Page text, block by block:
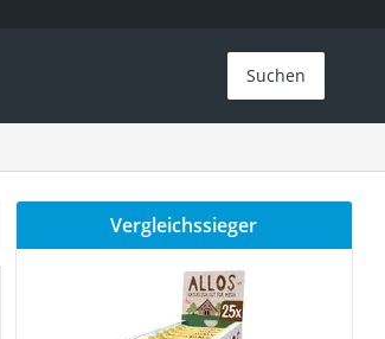
Suchen
Vergleichssieger